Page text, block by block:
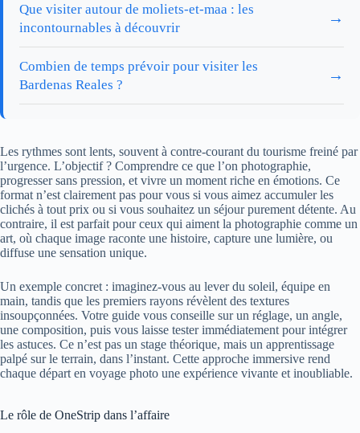
Que visiter autour de moliets-et-maa : les
incontournables à découvrir
→
Combien de temps prévoir pour visiter les
Bardenas Reales ?
→
Les rythmes sont lents, souvent à contre-courant du tourisme freiné par
l’urgence. L’objectif ? Comprendre ce que l’on photographie,
progresser sans pression, et vivre un moment riche en émotions. Ce
format n’est clairement pas pour vous si vous aimez accumuler les
clichés à tout prix ou si vous souhaitez un séjour purement détente. Au
contraire, il est parfait pour ceux qui aiment la photographie comme un
art, où chaque image raconte une histoire, capture une lumière, ou
diffuse une sensation unique.
Un exemple concret : imaginez-vous au lever du soleil, équipe en
main, tandis que les premiers rayons révèlent des textures
insoupçonnées. Votre guide vous conseille sur un réglage, un angle,
une composition, puis vous laisse tester immédiatement pour intégrer
les astuces. Ce n’est pas un stage théorique, mais un apprentissage
palpé sur le terrain, dans l’instant. Cette approche immersive rend
chaque départ en voyage photo une expérience vivante et inoubliable.
Le rôle de OneStrip dans l’affaire